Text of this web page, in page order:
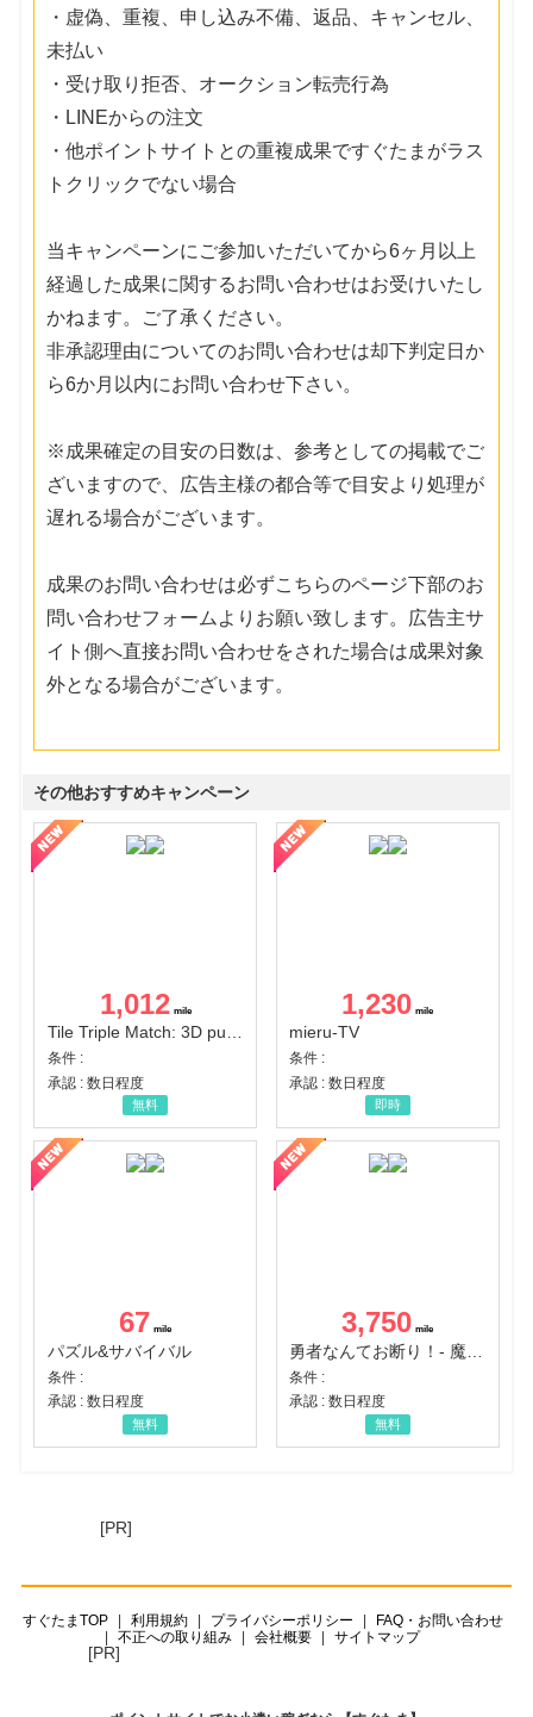
・虚偽、重複、申し込み不備、返品、キャンセル、
未払い
・受け取り拒否、オークション転売行為
・LINEからの注文
・他ポイントサイトとの重複成果ですぐたまがラス
トクリックでない場合
当キャンペーンにご参加いただいてから6ヶ月以上
経過した成果に関するお問い合わせはお受けいたし
かねます。ご了承ください。
非承認理由についてのお問い合わせは却下判定日か
ら6か月以内にお問い合わせ下さい。
※成果確定の目安の日数は、参考としての掲載でご
ざいますので、広告主様の都合等で目安より処理が
遅れる場合がございます。
成果のお問い合わせは必ずこちらのページ下部のお
問い合わせフォームよりお願い致します。広告主サ
イト側へ直接お問い合わせをされた場合は成果対象
外となる場合がございます。
その他おすすめキャンペーン
1,012
Tile Triple Match: 3D puzzle
条件 :
承認 : 数日程度
無料
1,230
mieru-TV
条件 :
承認 : 数日程度
即時
67
パズル&サバイバル
条件 :
承認 : 数日程度
無料
3,750
条件 :
承認 : 数日程度
無料
[PR]
すぐたまTOP 利用規約 プライバシーポリシー
FAQ・お問い合わせ
不正への取り組み
会社概要 サイトマップ
[PR]